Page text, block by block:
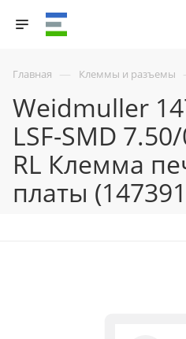
Главная — Клеммы и разъемы
Weidmuller
LSF-SMD
RL Клемма
платы